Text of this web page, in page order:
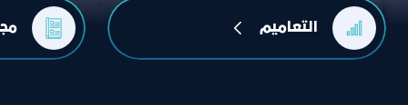
التعاميم